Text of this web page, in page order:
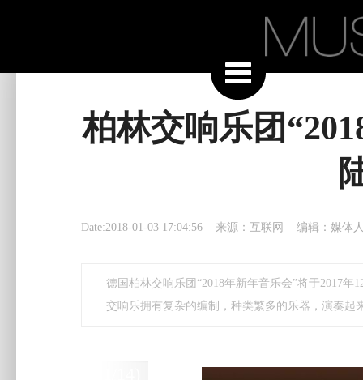
柏林交响乐团
Date:2018-01-03 17:04:56 来源：互联网 编辑：媒
德国柏林交响乐团“2018年新年音乐会”将于2017
交响乐拥有复杂的编制，种类繁多的乐器，演奏起